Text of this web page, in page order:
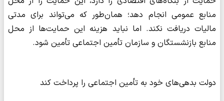
منابع عمومی انجام دهد؛ همان‌طور که می‌تواند برای مدتی
مالیات دریافت نکند. اما نباید هزینه این حمایت‌ها از محل
منابع بازنشستگان و سازمان تأمین اجتماعی تأمین شود.
دولت بدهی‌های خود به تأمین اجتماعی را پرداخت کند